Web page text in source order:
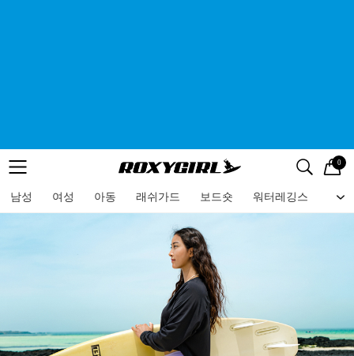
메뉴 검색
로고 0
남성 여성 아동 래쉬가드 보드숏 워터레깅스 비
메뉴